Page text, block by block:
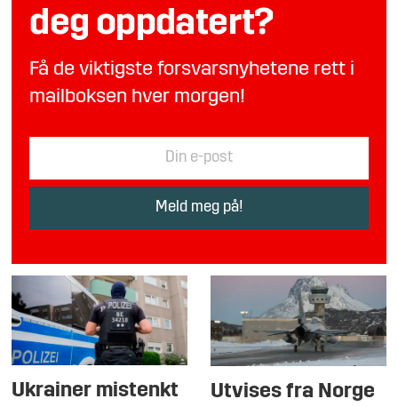
deg oppdatert?
Få de viktigste forsvarsnyhetene rett i
mailboksen hver morgen!
Ukrainer mistenkt
Utvises fra Norge